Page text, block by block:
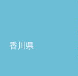
香川県